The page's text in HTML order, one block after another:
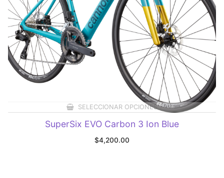
SELECCIONAR OPCIONES
SuperSix EVO Carbon 3 Ion Blue
$4,200.00